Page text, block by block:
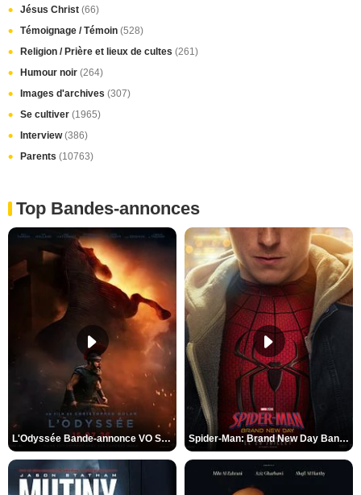
Jésus Christ (66)
Témoignage / Témoin (528)
Religion / Prière et lieux de cultes (261)
Humour noir (264)
Images d'archives (307)
Se cultiver (1965)
Interview(386)
Parents (10763)
Top Bandes-annonces
L'Odyssée Bande-annonce VO STFR Spider-Man: Brand New Day Bande-annonce VO STFR